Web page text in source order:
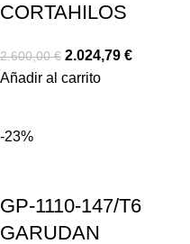
CORTAHILOS
2.600,00€ 2.024,79 €
Añadir al carrito
-23%
GP-1110-147/T6
GARUDAN